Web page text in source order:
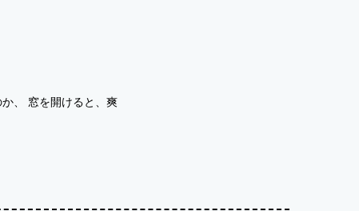
、 窓を開けると、爽